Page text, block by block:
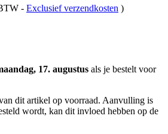
- Exclusief verzendkosten )
17. augustus als je bestelt voor
dit artikel op voorraad. Aanvulling is
wordt, kan dit invloed hebben op de